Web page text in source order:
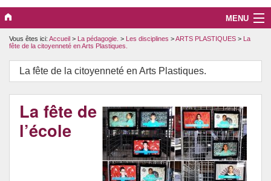
MENU
La vie du collège
PRONOTE
La pédagogie.
Projets, clubs et options
Le forum santé du collège Mariotti.
Vous êtes ici: Accueil > La pédagogie. > Les disciplines >ARTS PLASTIQUES >
La
fête de la citoyenneté en Arts Plastiques.
La fête de la citoyenneté en Arts Plastiques.
La fête de
l’école